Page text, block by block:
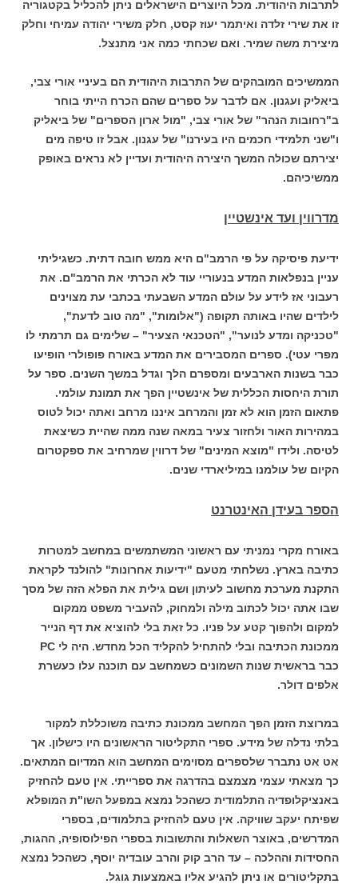
לתרבות היהודית. מכל היוצרים הישראלים ניתן להכליל בקטגוריה
זו את שירי זלדה ואיתמר יעוז קסט, חלק משירי יהודה עמיחי וחלק
מיצירת משה שמיר. ואם שכחתי כמה אני מתנצל.
הממשיכים המובהקים של התרבות היהודית הם בעיניי אורי צבי,
ביאליק ועגנון. אם לדבר על ספרים שהם הכרח הייתי בוחר
ב"רחובות הנהר" של אורי צבי, "מול ארון הספרים" של ביאליק
ו"שני תלמידי חכמים היו בעירנו" של עגנון. אבל זו טיפה מים
יצירתם שכולה המשך היצירה היהודית ועדיין לא נראים באופק
ממשיכיהם.
מדרווין ועד אינשטיין
ידיעת פיסיקה על פי הרמב"ם היא ממש חובה דתית. כשגיליתי
עניין בנפלאות המדע בנעוריי עוד לא הכרתי את הרמב"ם. את
רעבוני אז לידע על עולם המדע השבעתי בכתבי עת מצוינים
לילדים שהיו באותה תקופה ("אלומות", "מה טוב לדעת",
"טכניקה ומדע לנוער", "הטכנאי הצעיר" – שלימים גם תרמתי לו
מפרי עטי). ספרים המסבירים את המדע באורח פופולרי הופיעו
כבר בשנות הארבעים ומספרם הלך וגדל במשך השנים. ספר על
תורת היחסות הכללית של אינשטיין הפך את תמונת עולמי.
פתאום הזמן הוא לא זמן והמרחב איננו מרחב ואתה יכול לטוס
במהירות האור ולחזור צעיר במאה שנה ממה שהיית כשיצאת
לטיסה. ולידו "מוצא המינים" של דרווין שמרחיב את ספקטרום
הקיום של עולמנו במיליארדי שנים.
הספר בעידן האינטרנט
באורח מקרי נמניתי עם ראשוני המשתמשים במחשב למטרות
כתיבה בארץ. נשלחתי מטעם "ידיעות אחרונות" להולנד לקראת
התקנת מערכת מחשוב לעיתון ושם גילית את הפלא הזה של מסך
שבו אתה יכול לכתוב מילה ולמחוק, להעביר משפט ממקום
למקום ולהפוך קטע על פניו. כל זאת בלי להוציא את דף הנייר
ממכונת הכתיבה ובלי להתחיל להקליד הכל מחדש. היה לי PC
כבר בראשית שנות השמונים כשמחשב עם תוכנה עלו כעשרת
אלפים דולר.
במרוצת הזמן הפך המחשב ממכונת כתיבה משוכללת למקור
בלתי נדלה של מידע. ספרי התקליטור הראשונים היו כישלון. אך
אט אט נתברר שלספרים מסוימים המחשב הוא המדיום המתאים.
כך מצאתי עצמי מצמצם בהדרגה את ספרייתי. אין טעם להחזיק
באנציקלופדיה התלמודית כשהכל נמצא במפעל השו"ת המופלא
שפיתח יעקב שוויקה. אין טעם להחזיק בתלמודים, בספרי
המדרשים, באוצר השאלות והתשובות בספרי הפילוסופיה, ההגות,
החסידות וההלכה – עד הרב קוק והרב עובדיה יוסף, כשהכל נמצא
בתקליטורים או ניתן להגיע אליו באמצעות גוגל.